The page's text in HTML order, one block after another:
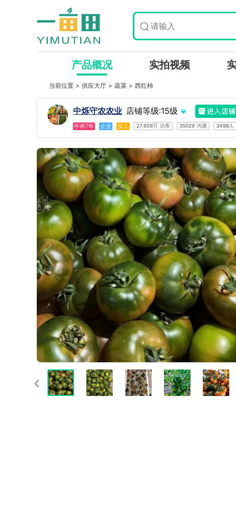
产品概况 实拍视频
当前位置 > 供应大厅 > 蔬菜 > 西红柿
中烁守农农业 店铺等级:15级
牛商7年 企业 实人 27.659万 访客 35029 沟通 3498人